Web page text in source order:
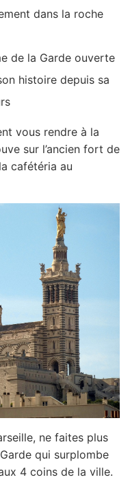
dans la roche
de la Garde ouverte
histoire depuis sa
vous rendre à la
sur l’ancien fort de
cafétéria au
ne faites plus
qui surplombe
4 coins de la ville.